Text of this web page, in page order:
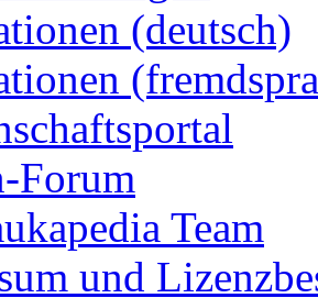
(deutsch)
Forum
Team
und